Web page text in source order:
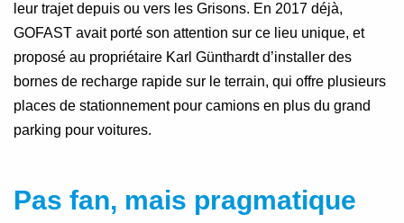
leur trajet depuis ou vers les Grisons. En 2017 déjà,
GOFAST avait porté son attention sur ce lieu unique, et
proposé au propriétaire Karl Günthardt d’installer des
bornes de recharge rapide sur le terrain, qui offre plusieurs
places de stationnement pour camions en plus du grand
parking pour voitures.
Pas fan, mais pragmatique